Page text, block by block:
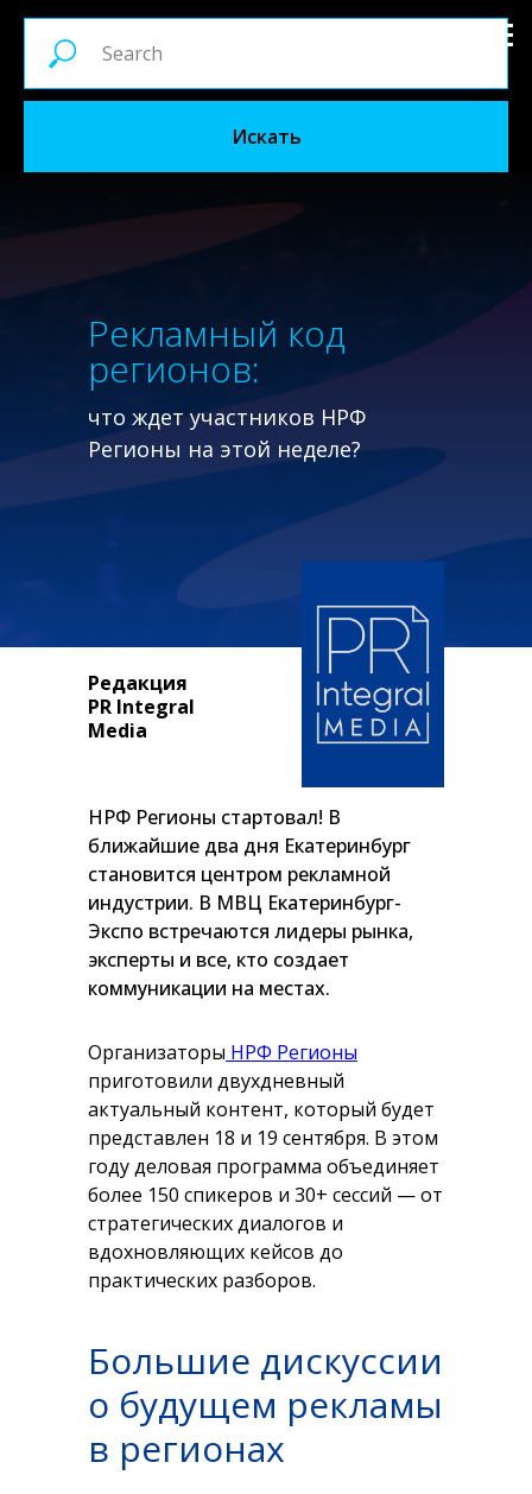
Искать
Рекламный код
регионов:
что ждет участников НРФ
Регионы на этой неделе?
НРФ Регионы стартовал! В
ближайшие два дня Екатеринбург
становится центром рекламной
индустрии. В МВЦ Екатеринбург-
Экспо встречаются лидеры рынка,
эксперты и все, кто создает
коммуникации на местах.
Редакция
PR Integral
Media
Организаторы НРФ Регионы
приготовили двухдневный
актуальный контент, который будет
представлен 18 и 19 сентября. В этом
году деловая программа объединяет
более 150 спикеров и 30+ сессий — от
стратегических диалогов и
вдохновляющих кейсов до
практических разборов.
Большие дискуссии
о будущем рекламы
в регионах